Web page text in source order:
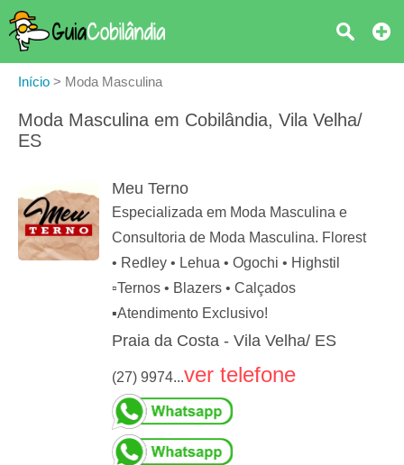
Início > Moda Masculina
Moda Masculina em Cobilândia, Vila Velha/
ES
Meu Terno
Especializada em Moda Masculina e
Consultoria de Moda Masculina. Florest
• Redley • Lehua • Ogochi • Highstil
▫️Ternos • Blazers • Calçados
▪️Atendimento Exclusivo!
Praia da Costa - Vila Velha/ ES
(27) 9974...ver telefone